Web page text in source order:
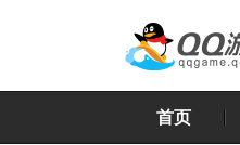
首页